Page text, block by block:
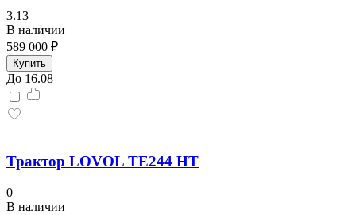
3.13
В наличии
589 000 ₽
Купить
До 16.08
Трактор LOVOL TE244 HT
0
В наличии